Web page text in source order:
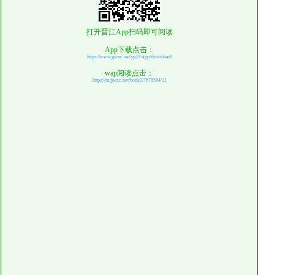
打开晋江App扫码即可阅读
App下载点击：
https://www.jjwxc.net/sp/JJ-app-download/
wap阅读点击：
https://m.jjwxc.net/book2/7676504/11